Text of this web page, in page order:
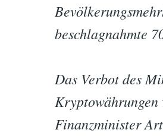
beschlagnahmte
Das Verbot des
Kryptowährungen
Finanzminister